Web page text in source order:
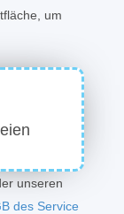
um
unseren
des Service